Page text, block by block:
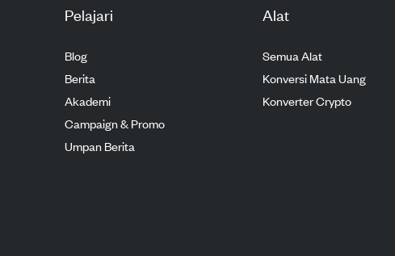
Pelajari
Blog
Berita
Akademi
Campaign & Promo
Umpan Berita
Alat
Semua Alat
Konversi Mata Uang
Konverter Crypto